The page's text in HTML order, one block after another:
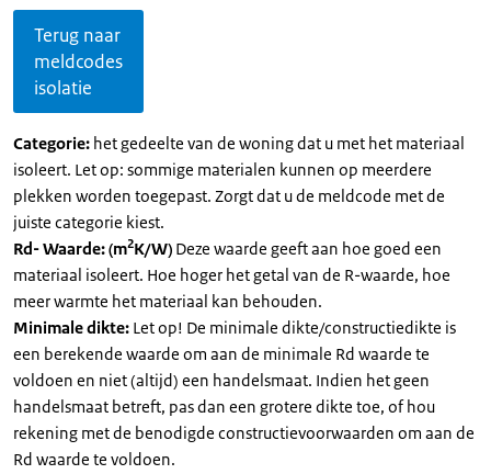
Terug naar
meldcodes
isolatie
Categorie: het gedeelte van de woning dat u met het materiaal
isoleert. Let op: sommige materialen kunnen op meerdere
plekken worden toegepast. Zorgt dat u de meldcode met de
juiste categorie kiest.
Rd- Waarde: (m2K/W) Deze waarde geeft aan hoe goed een
materiaal isoleert. Hoe hoger het getal van de R-waarde, hoe
meer warmte het materiaal kan behouden.
Minimale dikte: Let op! De minimale dikte/constructiedikte is
een berekende waarde om aan de minimale Rd waarde te
voldoen en niet (altijd) een handelsmaat. Indien het geen
handelsmaat betreft, pas dan een grotere dikte toe, of hou
rekening met de benodigde constructievoorwaarden om aan de
Rd waarde te voldoen.